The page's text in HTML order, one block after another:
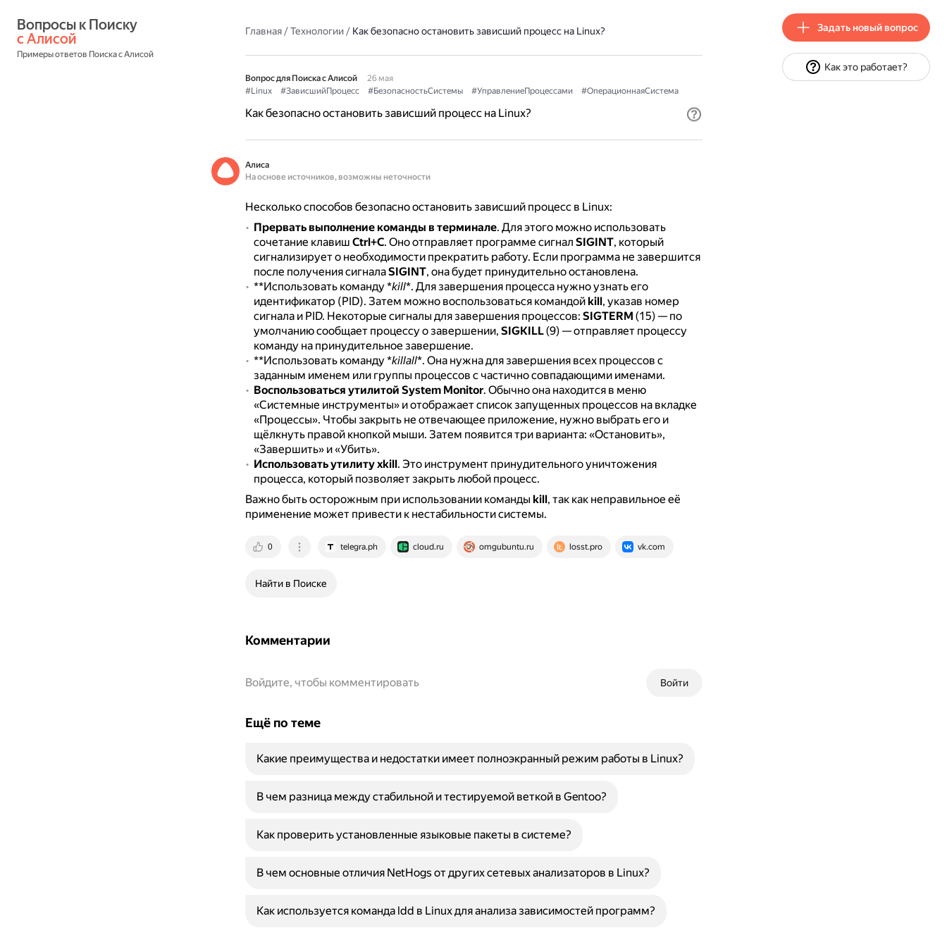
с Алисой
Примеры ответов Поиска с Алисой
Главная/Технологии/ Как безопасно остановить зависший процесс на Linux?
Вопрос для Поиска с Алисой
26 мая
#Linux
#ЗависшийПроцесс #БезопасностьСистемы #УправлениеПроцессами #ОперационнаяСистема
Как безопасно остановить зависший процесс на Linux?
Алиса
На основе источников, возможны неточности
Несколько способов безопасно остановить зависший процесс в Linux:
Прервать выполнение команды в терминале. Для этого можно использовать
сочетание клавиш Ctrl+C. Оно отправляет программе сигнал SIGINT, который
сигнализирует о необходимости прекратить работу. Если программа не завершится
после получения сигналаSIGINT, она будет принудительно остановлена.
**Использовать команду *kill*. Для завершения процесса нужно узнать его
идентификатор (PID). Затем можно воспользоваться командой kill, указав номер
сигнала и PID. Некоторые сигналы для завершения процессов: SIGTERM (15) — по
умолчанию сообщает процессу о завершении, SIGKILL(9) — отправляет процессу
команду на принудительное завершение.
**Использовать команду *killall*. Она нужна для завершения всех процессов с
заданным именем или группы процессов с частично совпадающими именами.
Воспользоваться утилитой System Monitor. Обычно она находится в меню
«Системные инструменты» и отображает список запущенных процессов на вкладке
«Процессы». Чтобы закрыть не отвечающее приложение, нужно выбрать его и
щёлкнуть правой кнопкой мыши. Затем появится три варианта: «Остановить»,
«Завершить» и «Убить».
Использовать утилиту xkill. Это инструмент принудительного уничтожения
процесса, который позволяет закрыть любой процесс.
Важно быть осторожным при использовании команды kill, так как неправильное её
применение может привести к нестабильности системы.
0 telegra.ph cloud.ru omgubuntu.ru losst.pro vk.com
Найти в Поиске
Комментарии
Войти
Войдите, чтобы комментировать
Ещё по теме
Какие преимущества и недостатки имеет полноэкранный режим работы в Linux?
В чем разница между стабильной и тестируемой веткой в Gentoo?
Как проверить установленные языковые пакеты в системе?
В чем основные отличия NetHogs от других сетевых анализаторов в Linux?
Как используется команда ldd в Linux для анализа зависимостей программ?
Задать новый вопрос
Как это работает?